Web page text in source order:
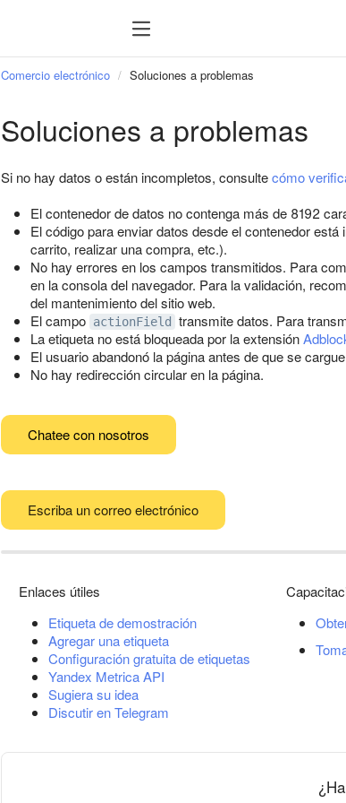
Comercio electrónico Soluciones a problemas
Soluciones a problemas
Si no hay datos o están incompletos, consultecómo
El contenedor de datos no contenga más de 8192
El código para enviar datos desde el contenedor
carrito, realizar una compra, etc.).
No hay errores en los campos transmitidos. Para
en la consola del navegador. Para la validación,
del mantenimiento del sitio web.
El campo actionField transmite datos. Para
La etiqueta no está bloqueada por la extensión
El usuario abandonó la página antes de que se
No hay redirección circular en la página.
Chatee con nosotros
Escriba un correo electrónico
Enlaces útiles
Etiqueta de demostración
Agregar una etiqueta
Configuración gratuita de etiquetas
Yandex Metrica API
Sugiera su idea
Discutir en Telegram